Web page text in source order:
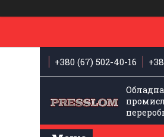
+380 (67) 502-40-16